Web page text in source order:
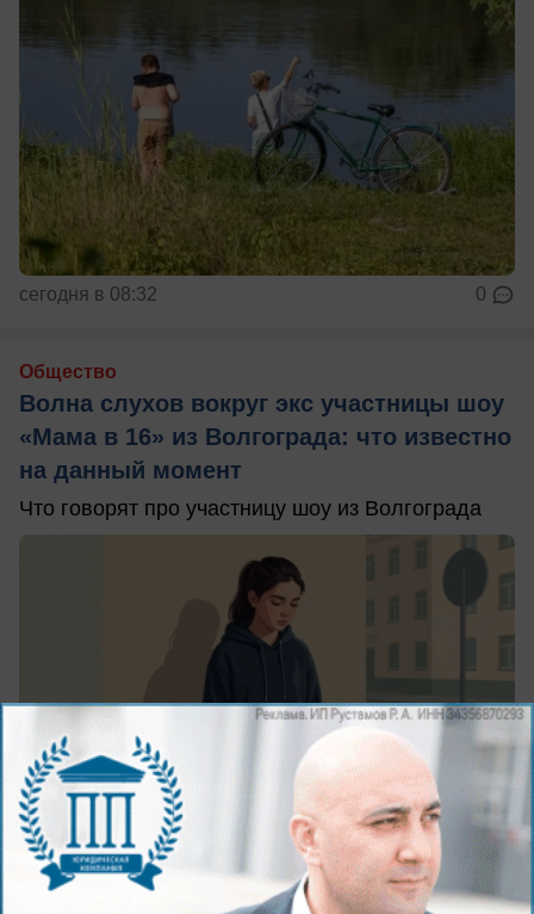
сегодня в 08:32 0
Общество
Волна слухов вокруг экс участницы шоу
«Мама в 16» из Волгограда: что известно
на данный момент
Что говорят про участницу шоу из Волгограда